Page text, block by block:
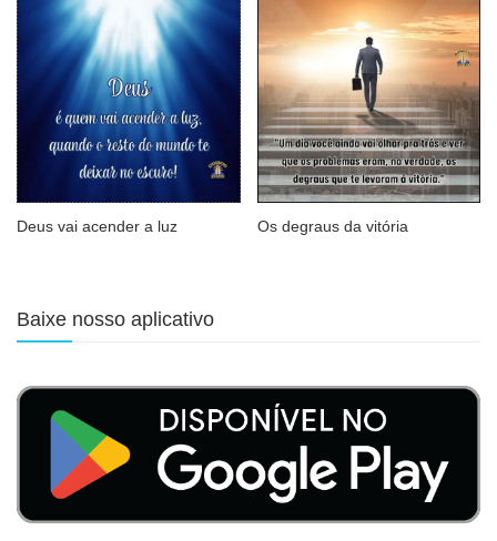
Deus vai acender a luz Os degraus da vitória
Baixe nosso aplicativo